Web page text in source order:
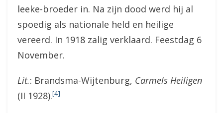
leeke-broeder in. Na zijn dood werd hij al
spoedig als nationale held en heilige
vereerd. In 1918 zalig verklaard. Feestdag 6
November.
Lit.: Brandsma-Wijtenburg, Carmels Heiligen
(II 1928).[4]